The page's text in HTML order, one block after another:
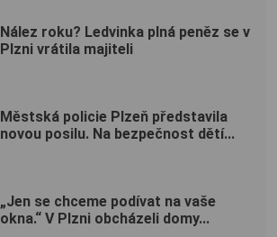
Nález roku? Ledvinka plná peněz se v
Plzni vrátila majiteli
Městská policie Plzeň představila
novou posilu. Na bezpečnost dětí...
„Jen se chceme podívat na vaše
okna.“ V Plzni obcházeli domy...